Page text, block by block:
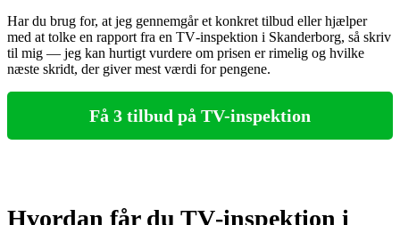
Har du brug for, at jeg gennemgår et konkret tilbud eller hjælper
med at tolke en rapport fra en TV‑inspektion i Skanderborg, så skriv
til mig — jeg kan hurtigt vurdere om prisen er rimelig og hvilke
næste skridt, der giver mest værdi for pengene.
Få 3 tilbud på TV-inspektion
Hvordan får du TV‑inspektion i